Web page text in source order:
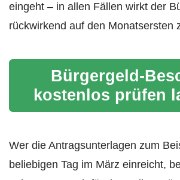
eingeht – in allen Fällen wirkt der
rückwirkend auf den Monatsersten
Bürgergeld-
kostenlos prüfen
Wer die Antragsunterlagen zum
beliebigen Tag im März einreicht,